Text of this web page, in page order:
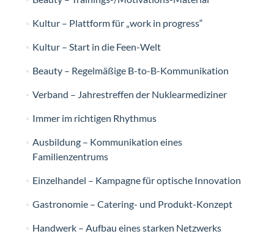
Kultur – Plattform für „work in progress“
Kultur – Start in die Feen-Welt
Beauty – Regelmäßige B-to-B-Kommunikation
Verband – Jahrestreffen der Nuklearmediziner
Immer im richtigen Rhythmus
Ausbildung – Kommunikation eines
Familienzentrums
Einzelhandel – Kampagne für optische Innovation
Gastronomie – Catering- und Produkt-Konzept
Handwerk – Aufbau eines starken Netzwerks